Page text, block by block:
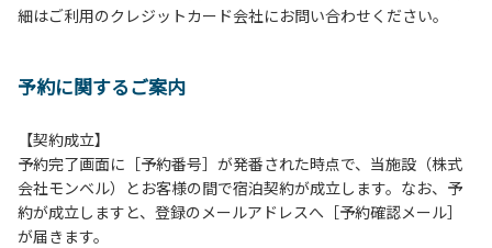
１．花火（手持ちや打ち上げなど全て）。
３．硬いボールでの球技。（野球、キャッチボール・サッカ
４．大きな音で音楽や楽器などを鳴らす行為。（ 但し貸切イ
ベントは除く）
５．発電機の使用。（但し貸切イベントは除く）
６．申込みされたサイト以外のサイトの利用や共用部（シャ
ワー棟、水道など）の占有行為。
細はご利用のクレジットカード会社にお問い合わせください。
予約に関するご案内
【契約成立】
予約完了画面に［予約番号］が発番された時点で、当施設（株式
会社モンベル）とお客様の間で宿泊契約が成立します。なお、予
約が成立しますと、登録のメールアドレスへ［予約確認メール］
が届きます。